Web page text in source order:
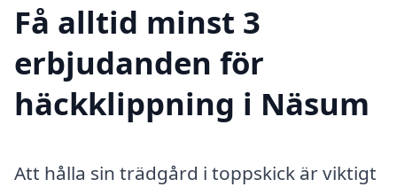
Få alltid minst 3
erbjudanden för
häckklippning i Näsum
Att hålla sin trädgård i toppskick är viktigt